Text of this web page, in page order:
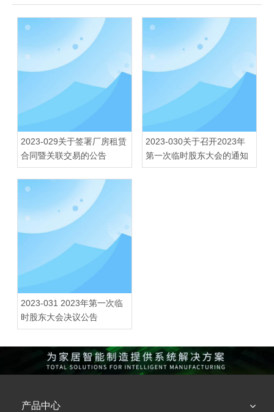
2023-029关于签署厂房租赁
合同暨关联交易的公告
2023-030关于召开2023年
第一次临时股东大会的通知
2023-031 2023年第一次临
时股东大会决议公告
产品中心